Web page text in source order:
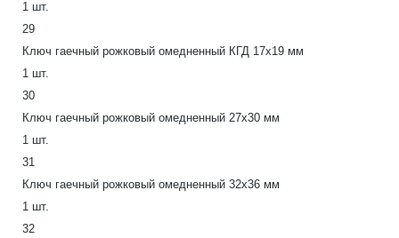
1 шт.
29
Ключ гаечный рожковый омедненный КГД 17х19 мм
1 шт.
30
Ключ гаечный рожковый омедненный 27х30 мм
1 шт.
31
Ключ гаечный рожковый омедненный 32х36 мм
1 шт.
32